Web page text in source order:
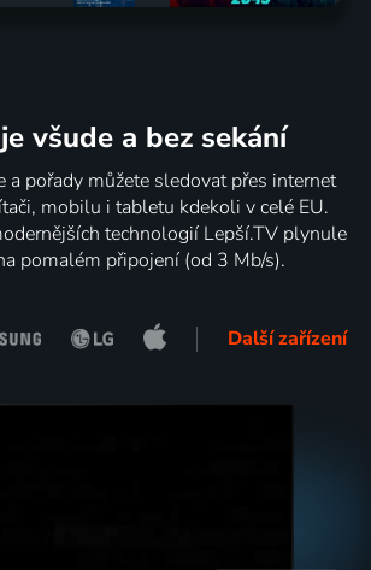
všude a bez sekání
a pořady můžete sledovat přes internet
mobilu i tabletu kdekoli v celé EU.
technologií Lepší.TV plynule
pomalém připojení (od 3 Mb/s).
Další zařízení